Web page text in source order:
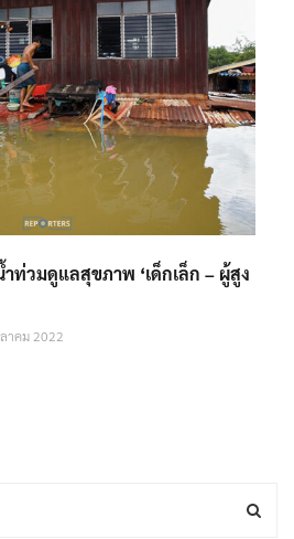
ท่วมดูแลสุขภาพ ‘เด็กเล็ก – ผู้สูง
าคม 2022